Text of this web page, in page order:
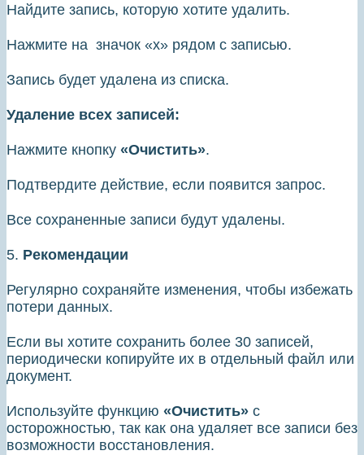
Найдите запись, которую хотите удалить.
Нажмите на значок «х» рядом с записью.
Запись будет удалена из списка.
Удаление всех записей:
Нажмите кнопку «Очистить».
Подтвердите действие, если появится запрос.
Все сохраненные записи будут удалены.
5. Рекомендации
Регулярно сохраняйте изменения, чтобы избежать
потери данных.
Если вы хотите сохранить более 30 записей,
периодически копируйте их в отдельный файл или
документ.
Используйте функцию «Очистить» с
осторожностью, так как она удаляет все записи без
возможности восстановления.